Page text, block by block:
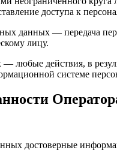
доступа к
данных — передача
лицу.
любые действия, в
системе
достоверные